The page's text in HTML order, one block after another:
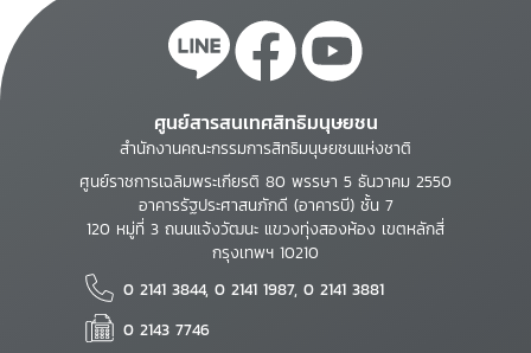
ศูนย์สารสนเทศสิทธิมนุษยชน
สำนักงานคณะกรรมการสิทธิมนุษยชนแห่งชาติ
ศูนย์ราชการเฉลิมพระเกียรติ 80 พรรษา 5 ธันวาคม 2550
อาคารรัฐประศาสนภักดี (อาคารบี) ชั้น 7
120 หมู่ที่ 3 ถนนแจ้งวัฒนะ แขวงทุ่งสองห้อง เขตหลักสี่
กรุงเทพฯ 10210
0 2141 3844, 0 2141 1987, 0 2141 3881
0 2143 7746